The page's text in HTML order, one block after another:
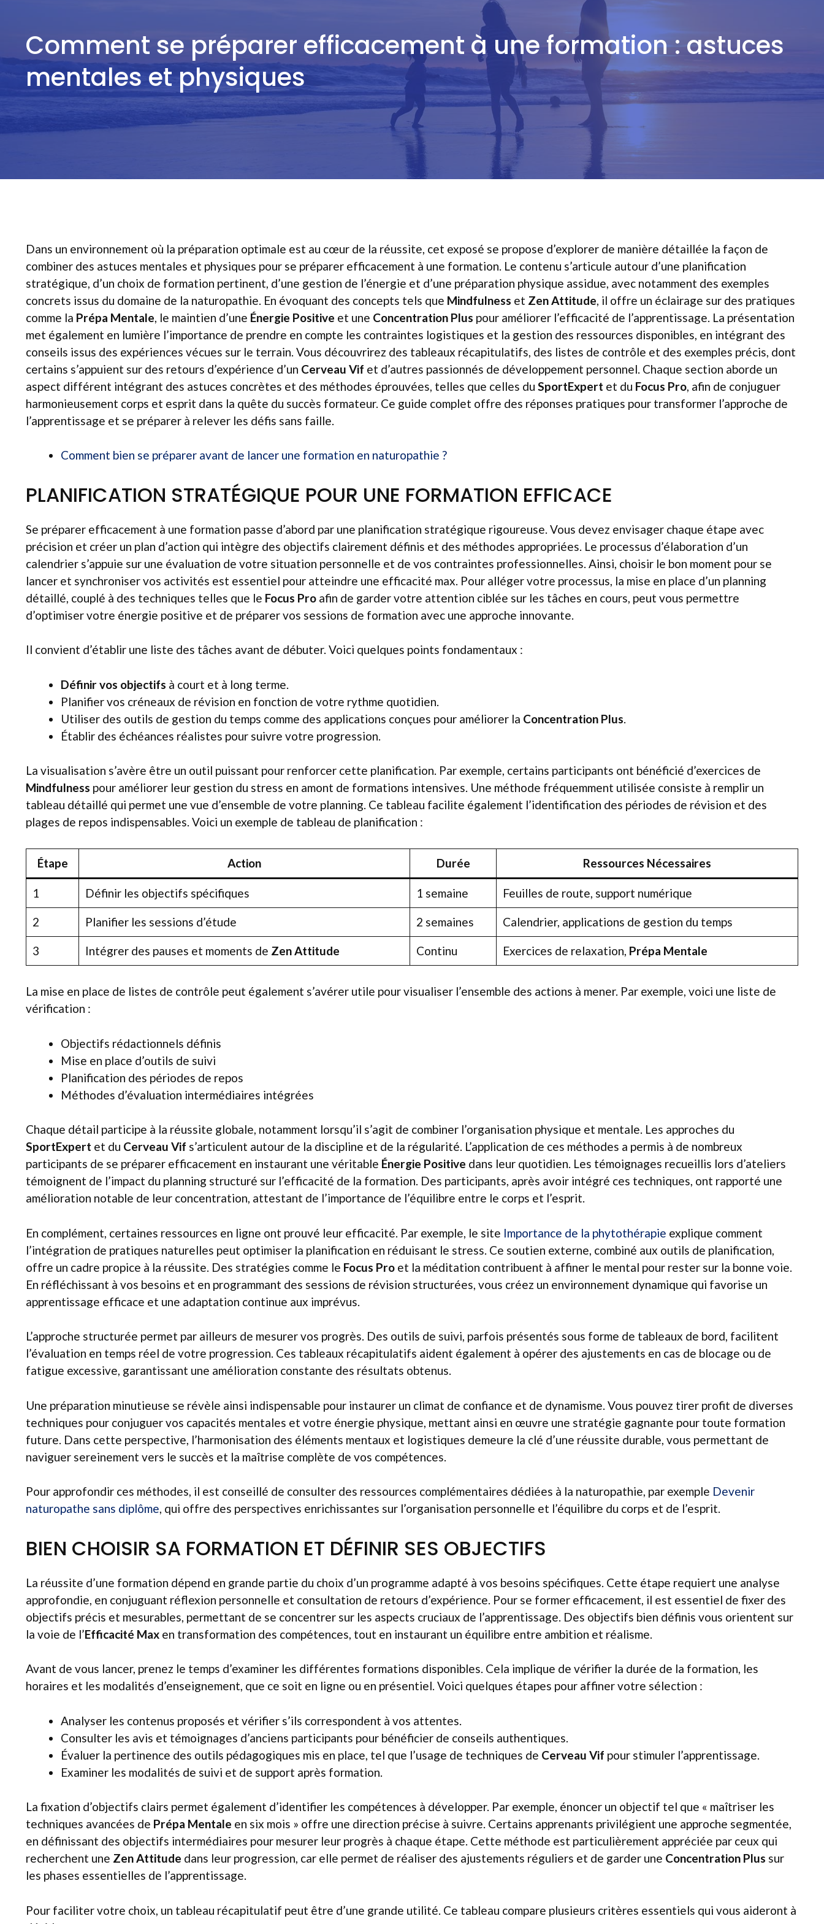
Comment se préparer efficacement à une formation : astuces
mentales et physiques
Dans un environnement où la préparation optimale est au cœur de la réussite, cet exposé se propose d’explorer de manière détaillée la façon de
combiner des astuces mentales et physiques pour se préparer efficacement à une formation. Le contenu s’articule autour d’une planification
stratégique, d’un choix de formation pertinent, d’une gestion de l’énergie et d’une préparation physique assidue, avec notamment des exemples
concrets issus du domaine de la naturopathie. En évoquant des concepts tels que Mindfulness et Zen Attitude, il offre un éclairage sur des pratiques
comme la Prépa Mentale, le maintien d’une Énergie Positive et une Concentration Plus pour améliorer l’efficacité de l’apprentissage. La présentation
met également en lumière l’importance de prendre en compte les contraintes logistiques et la gestion des ressources disponibles, en intégrant des
conseils issus des expériences vécues sur le terrain. Vous découvrirez des tableaux récapitulatifs, des listes de contrôle et des exemples précis, dont
certains s’appuient sur des retours d’expérience d’un Cerveau Vif et d’autres passionnés de développement personnel. Chaque section aborde un
aspect différent intégrant des astuces concrètes et des méthodes éprouvées, telles que celles du SportExpert et du Focus Pro, afin de conjuguer
harmonieusement corps et esprit dans la quête du succès formateur. Ce guide complet offre des réponses pratiques pour transformer l’approche de
l’apprentissage et se préparer à relever les défis sans faille.
Comment bien se préparer avant de lancer une formation en naturopathie ?
PLANIFICATION STRATÉGIQUE POUR UNE FORMATION EFFICACE
Se préparer efficacement à une formation passe d’abord par une planification stratégique rigoureuse. Vous devez envisager chaque étape avec
précision et créer un plan d’action qui intègre des objectifs clairement définis et des méthodes appropriées. Le processus d’élaboration d’un
calendrier s’appuie sur une évaluation de votre situation personnelle et de vos contraintes professionnelles. Ainsi, choisir le bon moment pour se
lancer et synchroniser vos activités est essentiel pour atteindre une efficacité max. Pour alléger votre processus, la mise en place d’un planning
détaillé, couplé à des techniques telles que le Focus Pro afin de garder votre attention ciblée sur les tâches en cours, peut vous permettre
d’optimiser votre énergie positive et de préparer vos sessions de formation avec une approche innovante.
Il convient d’établir une liste des tâches avant de débuter. Voici quelques points fondamentaux :
Définir vos objectifs à court et à long terme.
Planifier vos créneaux de révision en fonction de votre rythme quotidien.
Utiliser des outils de gestion du temps comme des applications conçues pour améliorer la Concentration Plus.
Établir des échéances réalistes pour suivre votre progression.
La visualisation s’avère être un outil puissant pour renforcer cette planification. Par exemple, certains participants ont bénéficié d’exercices de
Mindfulness pour améliorer leur gestion du stress en amont de formations intensives. Une méthode fréquemment utilisée consiste à remplir un
tableau détaillé qui permet une vue d’ensemble de votre planning. Ce tableau facilite également l’identification des périodes de révision et des
plages de repos indispensables. Voici un exemple de tableau de planification :
Étape Action Durée Ressources Nécessaires
1 Définir les objectifs spécifiques 1 semaine Feuilles de route, support numérique
2 Planifier les sessions d’étude 2 semaines Calendrier, applications de gestion du temps
3 Intégrer des pauses et moments de Zen Attitude Continu Exercices de relaxation, Prépa Mentale
La mise en place de listes de contrôle peut également s’avérer utile pour visualiser l’ensemble des actions à mener. Par exemple, voici une liste de
vérification :
Objectifs rédactionnels définis
Mise en place d’outils de suivi
Planification des périodes de repos
Méthodes d’évaluation intermédiaires intégrées
Chaque détail participe à la réussite globale, notamment lorsqu’il s’agit de combiner l’organisation physique et mentale. Les approches du
SportExpert et du Cerveau Vif s’articulent autour de la discipline et de la régularité. L’application de ces méthodes a permis à de nombreux
participants de se préparer efficacement en instaurant une véritable Énergie Positive dans leur quotidien. Les témoignages recueillis lors d’ateliers
témoignent de l’impact du planning structuré sur l’efficacité de la formation. Des participants, après avoir intégré ces techniques, ont rapporté une
amélioration notable de leur concentration, attestant de l’importance de l’équilibre entre le corps et l’esprit.
En complément, certaines ressources en ligne ont prouvé leur efficacité. Par exemple, le site Importance de la phytothérapie explique comment
l’intégration de pratiques naturelles peut optimiser la planification en réduisant le stress. Ce soutien externe, combiné aux outils de planification,
offre un cadre propice à la réussite. Des stratégies comme le Focus Pro et la méditation contribuent à affiner le mental pour rester sur la bonne voie.
En réfléchissant à vos besoins et en programmant des sessions de révision structurées, vous créez un environnement dynamique qui favorise un
apprentissage efficace et une adaptation continue aux imprévus.
L’approche structurée permet par ailleurs de mesurer vos progrès. Des outils de suivi, parfois présentés sous forme de tableaux de bord, facilitent
l’évaluation en temps réel de votre progression. Ces tableaux récapitulatifs aident également à opérer des ajustements en cas de blocage ou de
fatigue excessive, garantissant une amélioration constante des résultats obtenus.
Une préparation minutieuse se révèle ainsi indispensable pour instaurer un climat de confiance et de dynamisme. Vous pouvez tirer profit de diverses
techniques pour conjuguer vos capacités mentales et votre énergie physique, mettant ainsi en œuvre une stratégie gagnante pour toute formation
future. Dans cette perspective, l’harmonisation des éléments mentaux et logistiques demeure la clé d’une réussite durable, vous permettant de
naviguer sereinement vers le succès et la maîtrise complète de vos compétences.
Pour approfondir ces méthodes, il est conseillé de consulter des ressources complémentaires dédiées à la naturopathie, par exemple Devenir
naturopathe sans diplôme, qui offre des perspectives enrichissantes sur l’organisation personnelle et l’équilibre du corps et de l’esprit.
BIEN CHOISIR SA FORMATION ET DÉFINIR SES OBJECTIFS
La réussite d’une formation dépend en grande partie du choix d’un programme adapté à vos besoins spécifiques. Cette étape requiert une analyse
approfondie, en conjuguant réflexion personnelle et consultation de retours d’expérience. Pour se former efficacement, il est essentiel de fixer des
objectifs précis et mesurables, permettant de se concentrer sur les aspects cruciaux de l’apprentissage. Des objectifs bien définis vous orientent sur
la voie de l’Efficacité Max en transformation des compétences, tout en instaurant un équilibre entre ambition et réalisme.
Avant de vous lancer, prenez le temps d’examiner les différentes formations disponibles. Cela implique de vérifier la durée de la formation, les
horaires et les modalités d’enseignement, que ce soit en ligne ou en présentiel. Voici quelques étapes pour affiner votre sélection :
Analyser les contenus proposés et vérifier s’ils correspondent à vos attentes.
Consulter les avis et témoignages d’anciens participants pour bénéficier de conseils authentiques.
Évaluer la pertinence des outils pédagogiques mis en place, tel que l’usage de techniques de Cerveau Vif pour stimuler l’apprentissage.
Examiner les modalités de suivi et de support après formation.
La fixation d’objectifs clairs permet également d’identifier les compétences à développer. Par exemple, énoncer un objectif tel que « maîtriser les
techniques avancées de Prépa Mentale en six mois » offre une direction précise à suivre. Certains apprenants privilégient une approche segmentée,
en définissant des objectifs intermédiaires pour mesurer leur progrès à chaque étape. Cette méthode est particulièrement appréciée par ceux qui
recherchent une Zen Attitude dans leur progression, car elle permet de réaliser des ajustements réguliers et de garder une Concentration Plus sur
les phases essentielles de l’apprentissage.
Pour faciliter votre choix, un tableau récapitulatif peut être d’une grande utilité. Ce tableau compare plusieurs critères essentiels qui vous aideront à